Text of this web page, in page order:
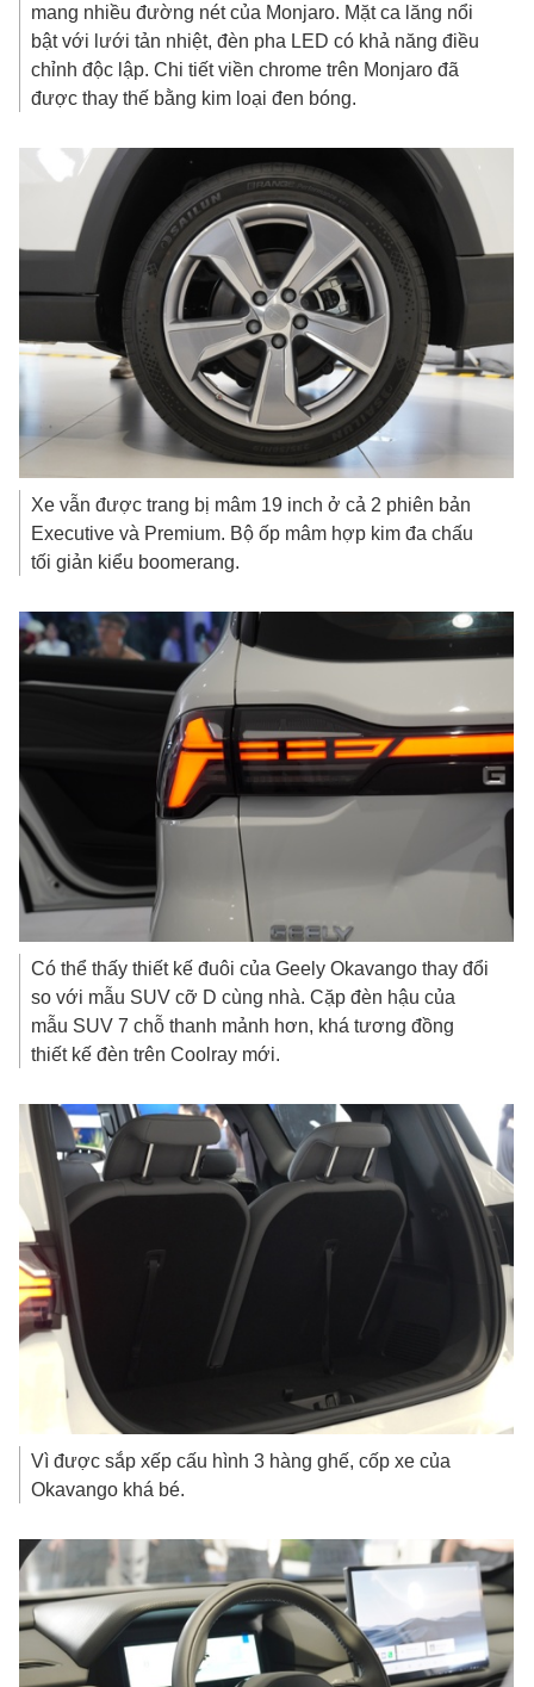
mang nhiều đường nét của Monjaro. Mặt ca lăng nổi
bật với lưới tản nhiệt, đèn pha LED có khả năng điều
chỉnh độc lập. Chi tiết viền chrome trên Monjaro đã
được thay thế bằng kim loại đen bóng.
Xe vẫn được trang bị mâm 19 inch ở cả 2 phiên bản
Executive và Premium. Bộ ốp mâm hợp kim đa chấu
tối giản kiểu boomerang.
Có thể thấy thiết kế đuôi của Geely Okavango thay đổi
so với mẫu SUV cỡ D cùng nhà. Cặp đèn hậu của
mẫu SUV 7 chỗ thanh mảnh hơn, khá tương đồng
thiết kế đèn trên Coolray mới.
Vì được sắp xếp cấu hình 3 hàng ghế, cốp xe của
Okavango khá bé.